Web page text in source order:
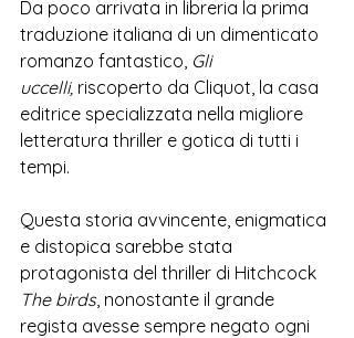
Da poco arrivata in libreria la prima
traduzione italiana di un dimenticato
romanzo fantastico, Gli
uccelli, riscoperto da Cliquot, la casa
editrice specializzata nella migliore
letteratura thriller e gotica di tutti i
tempi.
Questa storia avvincente, enigmatica
e distopica sarebbe stata
protagonista del thriller di Hitchcock
The birds, nonostante il grande
regista avesse sempre negato ogni